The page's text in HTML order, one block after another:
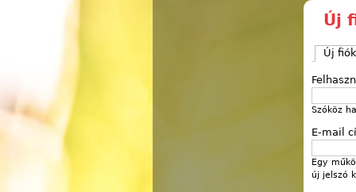
Új
Új
Szóköz
E-mail
Egy
új jelszó